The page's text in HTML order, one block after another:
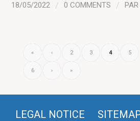
18/05/2022 / 0 COMMENTS /
« ‹ 2 3 4 5
6 › »
LEGAL NOTICE